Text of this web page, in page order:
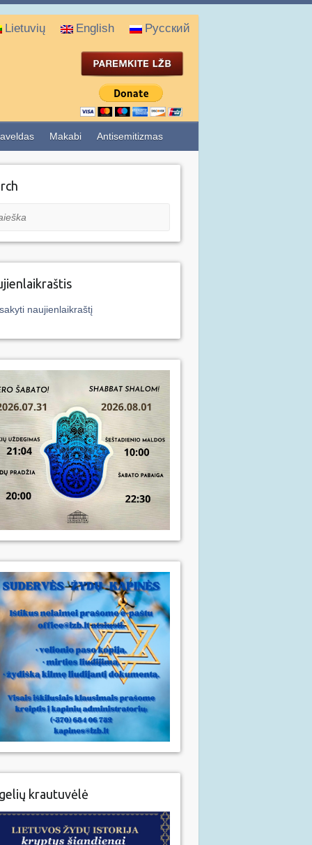
Lietuvių English Русский
Makabi Antisemitizmas
naujienlaikraštį
krautuvėlė